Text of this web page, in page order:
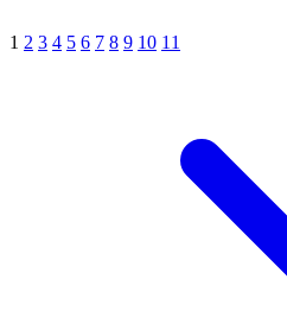
1 2 3 4 5 6 7 8 9 10 11